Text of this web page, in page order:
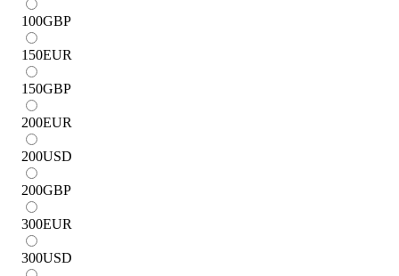
100GBP
150EUR
150GBP
200EUR
200USD
200GBP
300EUR
300USD